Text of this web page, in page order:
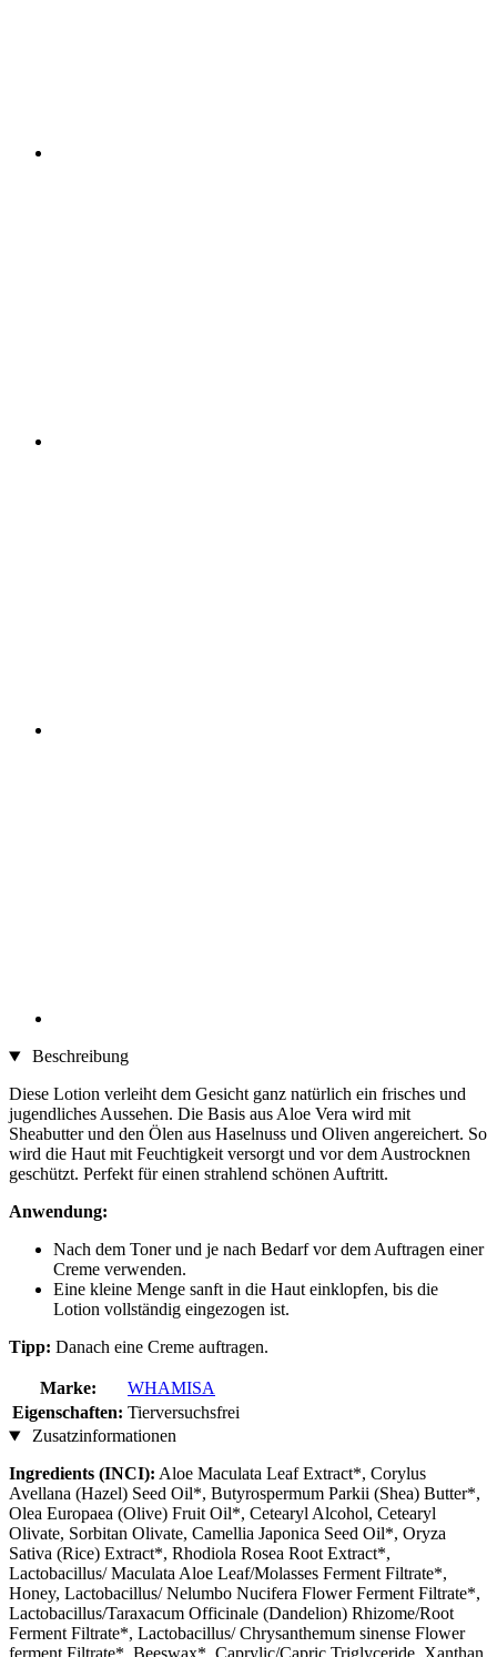
Beschreibung
Diese Lotion verleiht dem Gesicht ganz natürlich ein frisches und
jugendliches Aussehen. Die Basis aus Aloe Vera wird mit
Sheabutter und den Ölen aus Haselnuss und Oliven angereichert. So
wird die Haut mit Feuchtigkeit versorgt und vor dem Austrocknen
geschützt. Perfekt für einen strahlend schönen Auftritt.
Anwendung:
Nach dem Toner und je nach Bedarf vor dem Auftragen einer
Creme verwenden.
Eine kleine Menge sanft in die Haut einklopfen, bis die
Lotion vollständig eingezogen ist.
Tipp: Danach eine Creme auftragen.
Marke:
WHAMISA
Eigenschaften: Tierversuchsfrei
Zusatzinformationen
Ingredients (INCI): Aloe Maculata Leaf Extract*, Corylus
Avellana (Hazel) Seed Oil*, Butyrospermum Parkii (Shea) Butter*,
Olea Europaea (Olive) Fruit Oil*, Cetearyl Alcohol, Cetearyl
Olivate, Sorbitan Olivate, Camellia Japonica Seed Oil*, Oryza
Sativa (Rice) Extract*, Rhodiola Rosea Root Extract*,
Lactobacillus/ Maculata Aloe Leaf/Molasses Ferment Filtrate*,
Honey, Lactobacillus/ Nelumbo Nucifera Flower Ferment Filtrate*,
Lactobacillus/Taraxacum Officinale (Dandelion) Rhizome/Root
Ferment Filtrate*, Lactobacillus/ Chrysanthemum sinense Flower